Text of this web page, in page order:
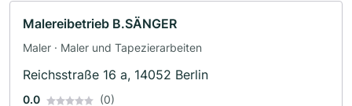
Malereibetrieb B.SÄNGER
Maler · Maler und Tapezierarbeiten
Reichsstraße 16 a, 14052 Berlin
0.0 (0)